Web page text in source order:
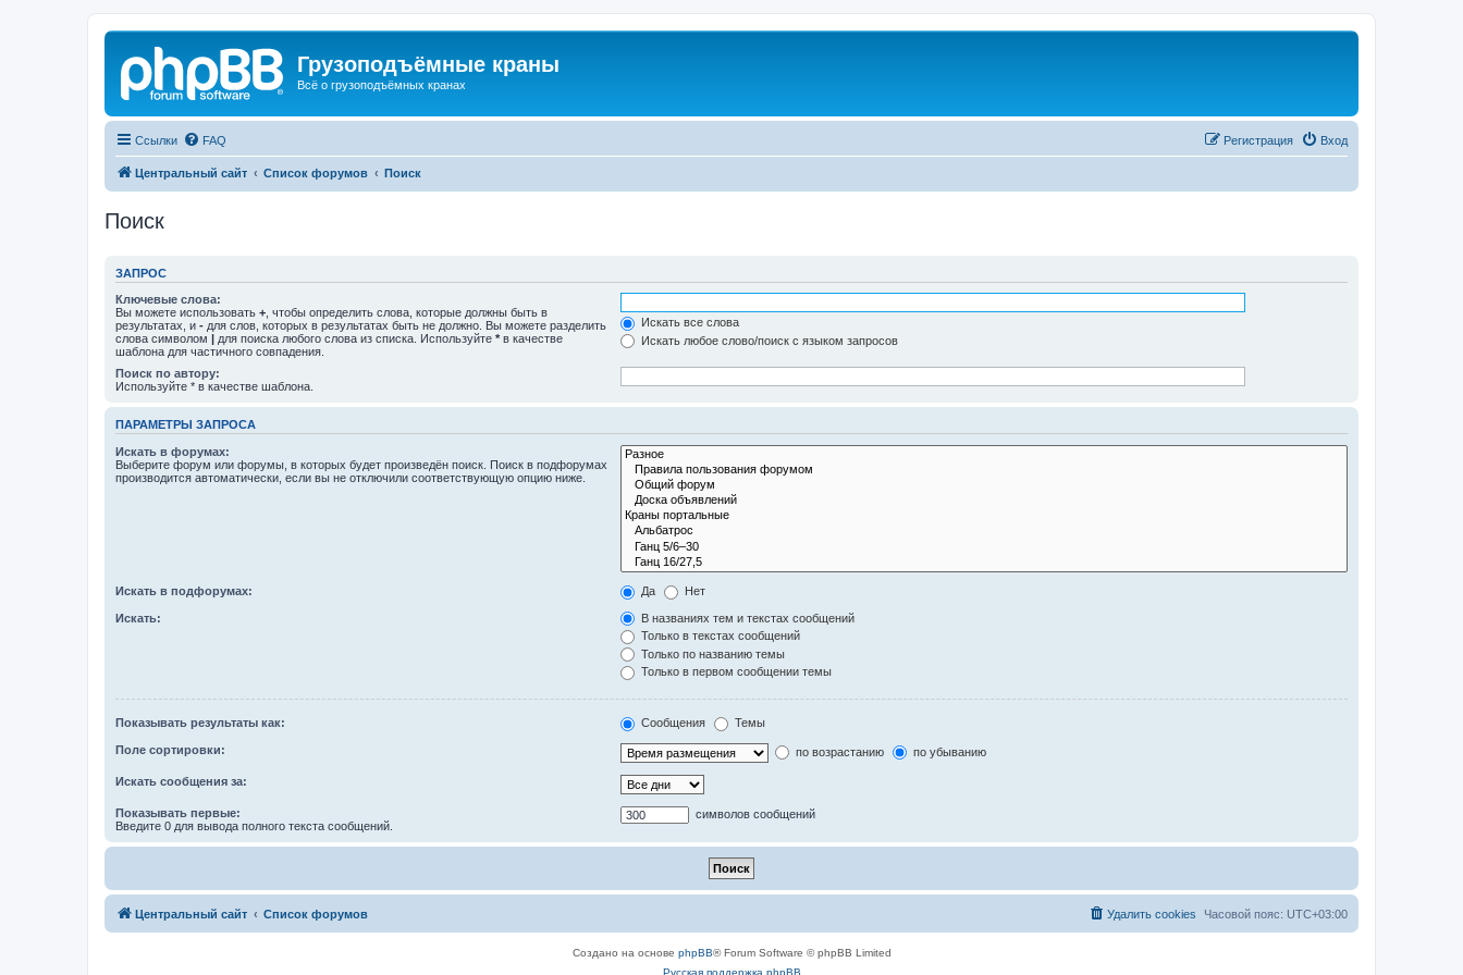
Грузоподъёмные краны
Всё о грузоподъёмных кранах
Ссылки FAQ Вход
Регистрация
Центральный сайт Список форумов Поиск
Поиск
ЗАПРОС
Ключевые слова:
Вы можете использовать + , чтобы определить слова, которые должны быть в
результатах, и - для слов, которых в результатах быть не должно. Вы можете разделить
слова символом | для поиска любого слова из списка. Используйте * в качестве
шаблона для частичного совпадения.
Искать все слова
Искать любое слово/поиск с языком запросов
Поиск по автору:
Используйте * в качестве шаблона.
ПАРАМЕТРЫ ЗАПРОСА
Искать в форумах:
Выберите форум или форумы, в которых будет произведён поиск. Поиск в подфорумах
производится автоматически, если вы не отключили соответствующую опцию ниже.
Искать в подфорумах: Да Нет
Искать:
В названиях тем и текстах сообщений
Только в текстах сообщений
Только по названию темы
Только в первом сообщении темы
Показывать результаты как: Сообщения Темы
Поле сортировки: по возрастанию по убыванию
Искать сообщения за:
Показывать первые:
Введите 0 для вывода полного текста сообщений.
символов сообщений
Центральный сайт Список форумов Часовой пояс: UTC+03:00
Удалить cookies
Создано на основе phpBB® Forum Software © phpBB Limited
Русская поддержка phpBB